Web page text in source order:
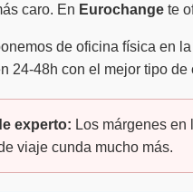
caro. En Eurochange te
de oficina física en
24-48h con el mejor tipo de
experto: Los márgenes
viaje cunda mucho más.